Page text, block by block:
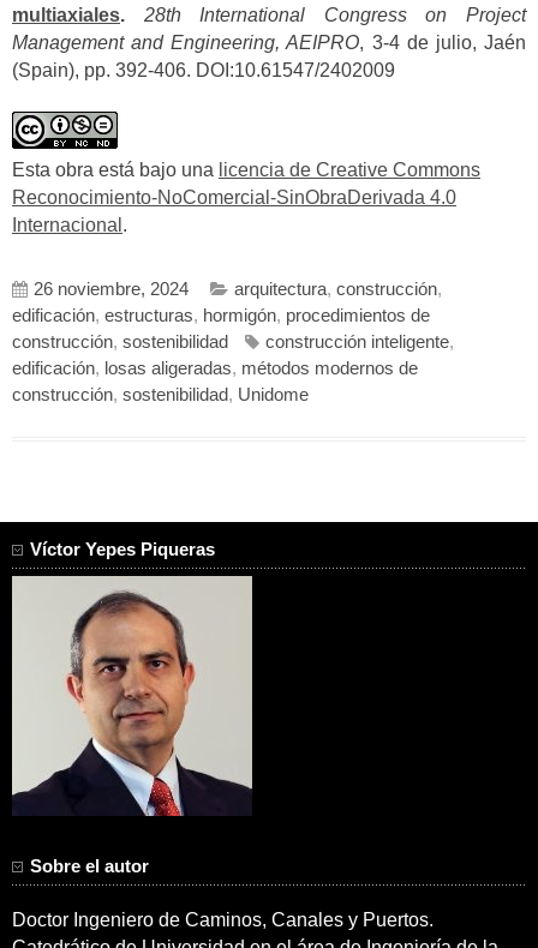
multiaxiales.
28th International Congress on Project
Management and Engineering, AEIPRO, 3-4 de julio, Jaén
(Spain), pp. 392-406. DOI:10.61547/2402009
Esta obra está bajo una licencia de Creative Commons
Reconocimiento-NoComercial-SinObraDerivada 4.0
Internacional .
26 noviembre, 2024 arquitectura, construcción,
edificación, estructuras, hormigón, procedimientos de
construcción, sostenibilidad construcción inteligente,
edificación, losas aligeradas, métodos modernos de
construcción, sostenibilidad, Unidome
Víctor Yepes Piqueras
Sobre el autor
Doctor Ingeniero de Caminos, Canales y Puertos.